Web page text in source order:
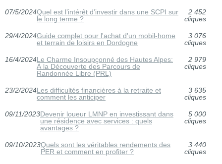
07/5/2024Quel est l’intérêt d’investir dans une SCPI sur
le long terme ?
2 452
cliques
29/4/2024Guide complet pour l'achat d'un mobil-home
et terrain de loisirs en Dordogne
3 076
cliques
16/4/2024Le Charme Insoupçonné des Hautes Alpes:
À la Découverte des Parcours de
Randonnée Libre (PRL)
2 979
cliques
23/2/2024Les difficultés financières à la retraite et
comment les anticiper
3 635
cliques
09/11/2023Devenir loueur LMNP en investissant dans
une résidence avec services : quels
avantages ?
5 000
cliques
09/10/2023Quels sont les véritables rendements des
PER et comment en profiter ?
3 440
cliques